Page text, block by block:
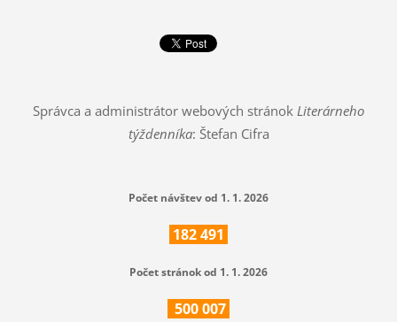
Správca a administrátor webových stránok Literárneho
týždenníka: Štefan Cifra
Počet návštev od 1. 1. 2026
182491
Počet stránok od 1. 1. 2026
500007